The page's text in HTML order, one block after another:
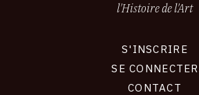
l'Histoire de l'Art
S'INSCRIRE
SE CONNECTER
CONTACT